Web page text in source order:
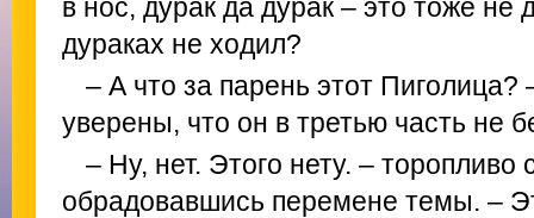
в нос, дурак да дурак – это тоже не
дураках не ходил?
– А что за парень этот
уверены, что он в третью часть не
– Ну, нет. Этого нету. –
обрадовавшись перемене темы. –